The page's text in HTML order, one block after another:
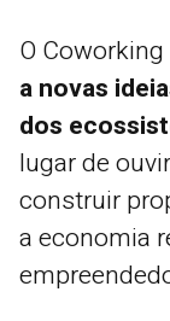
O
a novas
dos
lugar de
construir
a economia